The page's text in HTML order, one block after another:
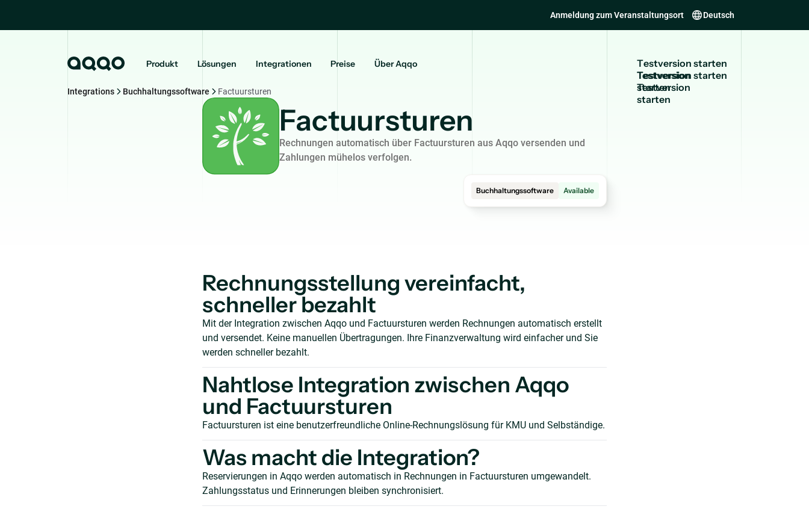
Anmeldung zum Veranstaltungsort Deutsch
Produkt Lösungen Integrationen Preise Über Aqqo Testversionstarten
Testversion
starten
Integrations Buchhaltungssoftware Factuursturen
Factuursturen
Rechnungen automatisch über Factuursturen aus Aqqo versenden und
Zahlungen mühelos verfolgen.
Buchhaltungssoftware Available
Rechnungsstellung vereinfacht,
schneller bezahlt
Mit der Integration zwischen Aqqo und Factuursturen werden Rechnungen automatisch erstellt
und versendet. Keine manuellen Übertragungen. Ihre Finanzverwaltung wird einfacher und Sie
werden schneller bezahlt.
Nahtlose Integration zwischen Aqqo
und Factuursturen
Factuursturen ist eine benutzerfreundliche Online-Rechnungslösung für KMU und Selbständige.
Was macht die Integration?
Reservierungen in Aqqo werden automatisch in Rechnungen in Factuursturen umgewandelt.
Zahlungsstatus und Erinnerungen bleiben synchronisiert.